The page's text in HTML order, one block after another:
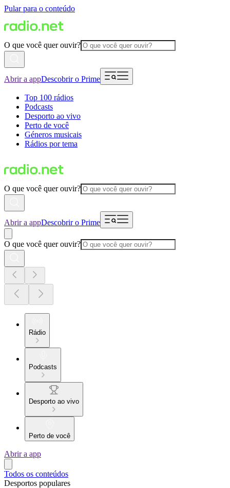
Pular para o conteúdo
O que você quer ouvir?
Abrir a appDescobrir o Prime
Top 100 rádios
Podcasts
Desporto ao vivo
Perto de você
Géneros musicais
Rádios por tema
O que você quer ouvir?
Abrir a appDescobrir o Prime
O que você quer ouvir?
Rádio
Podcasts
Desporto ao vivo
Perto de você
Abrir a app
Todos os conteúdos
Desportos populares